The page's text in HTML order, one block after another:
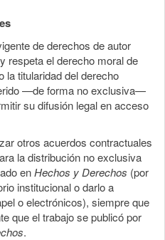
de derechos de autor
respeta el derecho moral de
la titularidad del derecho
—de forma no exclusiva—
su difusión legal en acceso
otros acuerdos contractuales
la distribución no exclusiva
enHechos y Derechos (por
institucional o darlo a
o electrónicos), siempre que
que el trabajo se publicó por
.